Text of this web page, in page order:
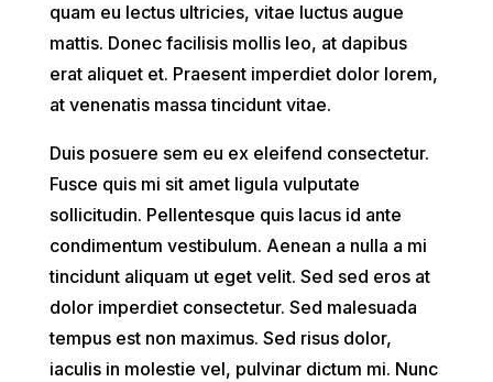
quam eu lectus ultricies, vitae luctus augue
mattis. Donec facilisis mollis leo, at dapibus
erat aliquet et. Praesent imperdiet dolor lorem,
at venenatis massa tincidunt vitae.
Duis posuere sem eu ex eleifend consectetur.
Fusce quis mi sit amet ligula vulputate
sollicitudin. Pellentesque quis lacus id ante
condimentum vestibulum. Aenean a nulla a mi
tincidunt aliquam ut eget velit. Sed sed eros at
dolor imperdiet consectetur. Sed malesuada
tempus est non maximus. Sed risus dolor,
iaculis in molestie vel, pulvinar dictum mi. Nunc